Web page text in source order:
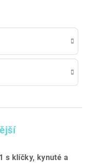
s klíčky, kynuté a